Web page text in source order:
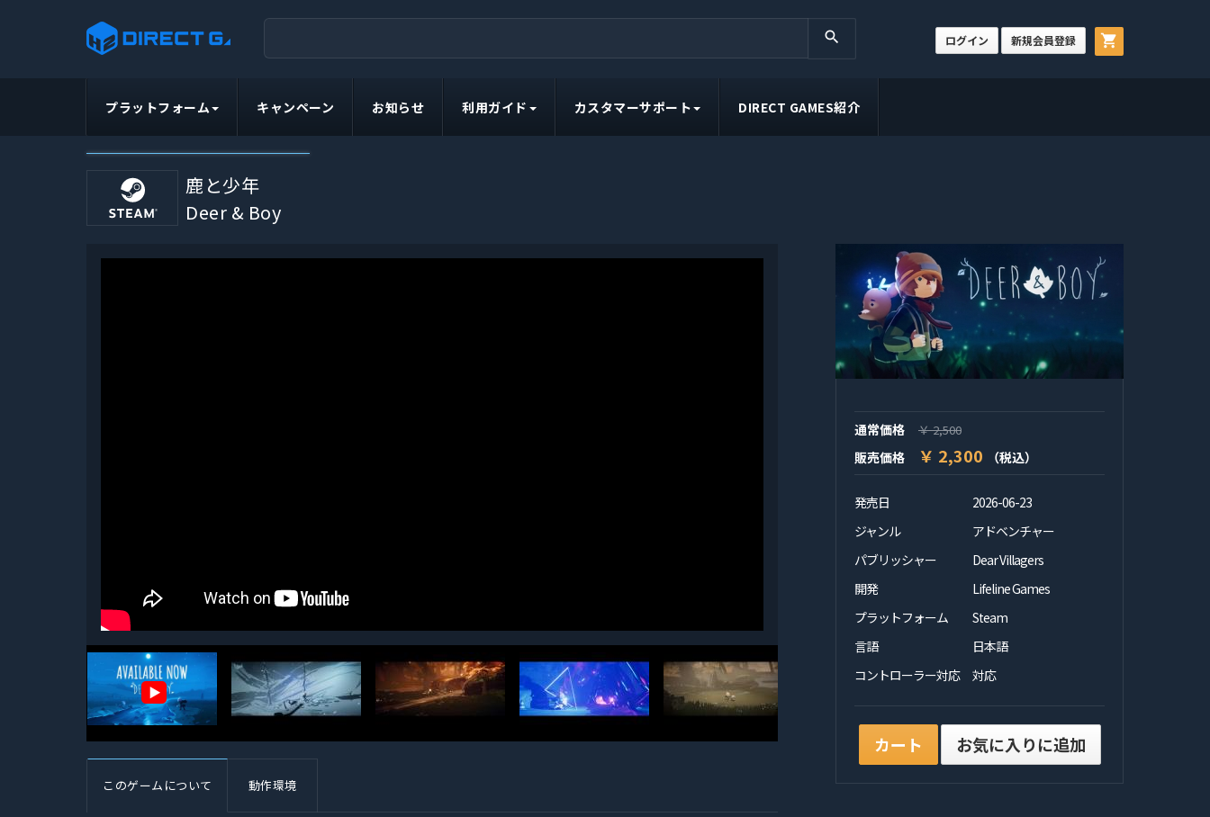
search shopping_cart
ログイン 新規会員登録
プラットフォーム キャンペーン お知らせ 利用ガイド カスタマーサポート DIRECT GAMES紹介
鹿と少年
Deer & Boy
▶
このゲームについて 動作環境
通常価格 ￥ 2,500
販売価格 ￥ 2,300 （税込）
発売日
2026-06-23
ジャンル
アドベンチャー
パブリッシャー
Dear Villagers
開発
Lifeline Games
プラットフォーム
Steam
言語
日本語
コントローラー対応
対応
カート お気に入りに追加